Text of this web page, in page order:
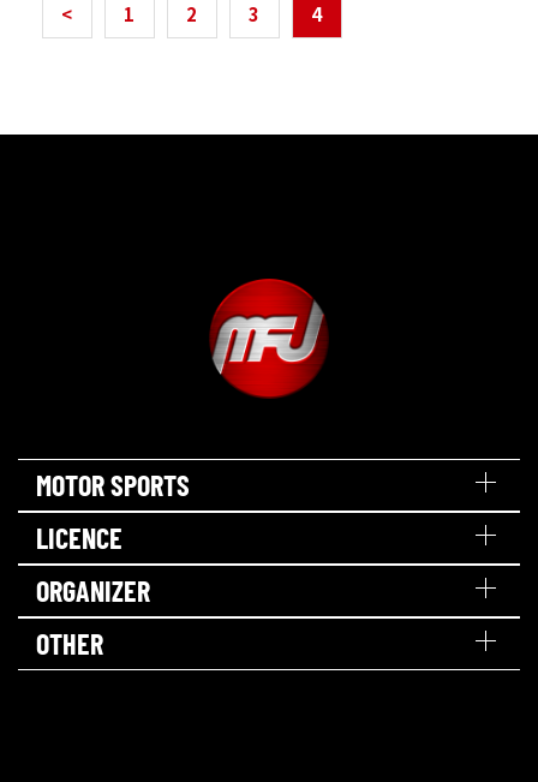
< 1 2 3 4
MOTOR SPORTS
LICENCE
ORGANIZER
OTHER